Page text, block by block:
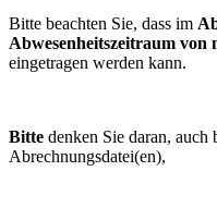
Bitte beachten Sie, dass im
Abwesenheitszeitraum von
eingetragen werden kann.
Bitte denken Sie daran,
Abrechnungsdatei(en),